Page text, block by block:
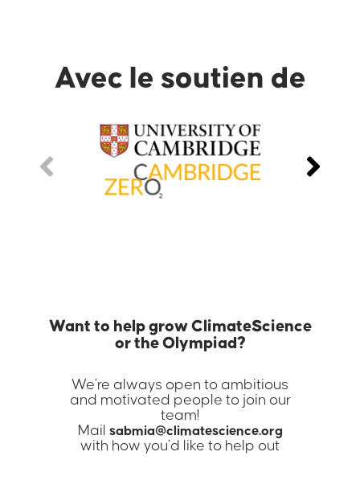
Avec le soutien de
Want to help grow ClimateScience
or the Olympiad?
We’re always open to ambitious
and motivated people to join our
team!
Mail sabmia@climatescience.org
with how you’d like to help out